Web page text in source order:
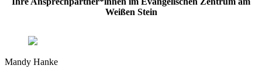
Weißen Stein
Mandy Hanke